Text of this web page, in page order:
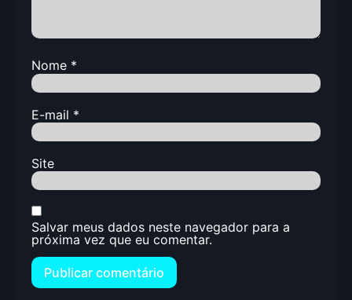
Nome *
E-mail *
Site
Salvar meus dados neste navegador para a
próxima vez que eu comentar.